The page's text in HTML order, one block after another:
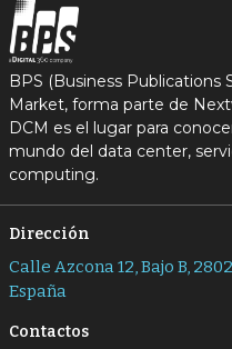
BPS (Business Publications
Market, forma parte de
DCM es el lugar para
mundo del data center,
computing.
Dirección
Calle Azcona 12, Bajo B,
España
Contactos